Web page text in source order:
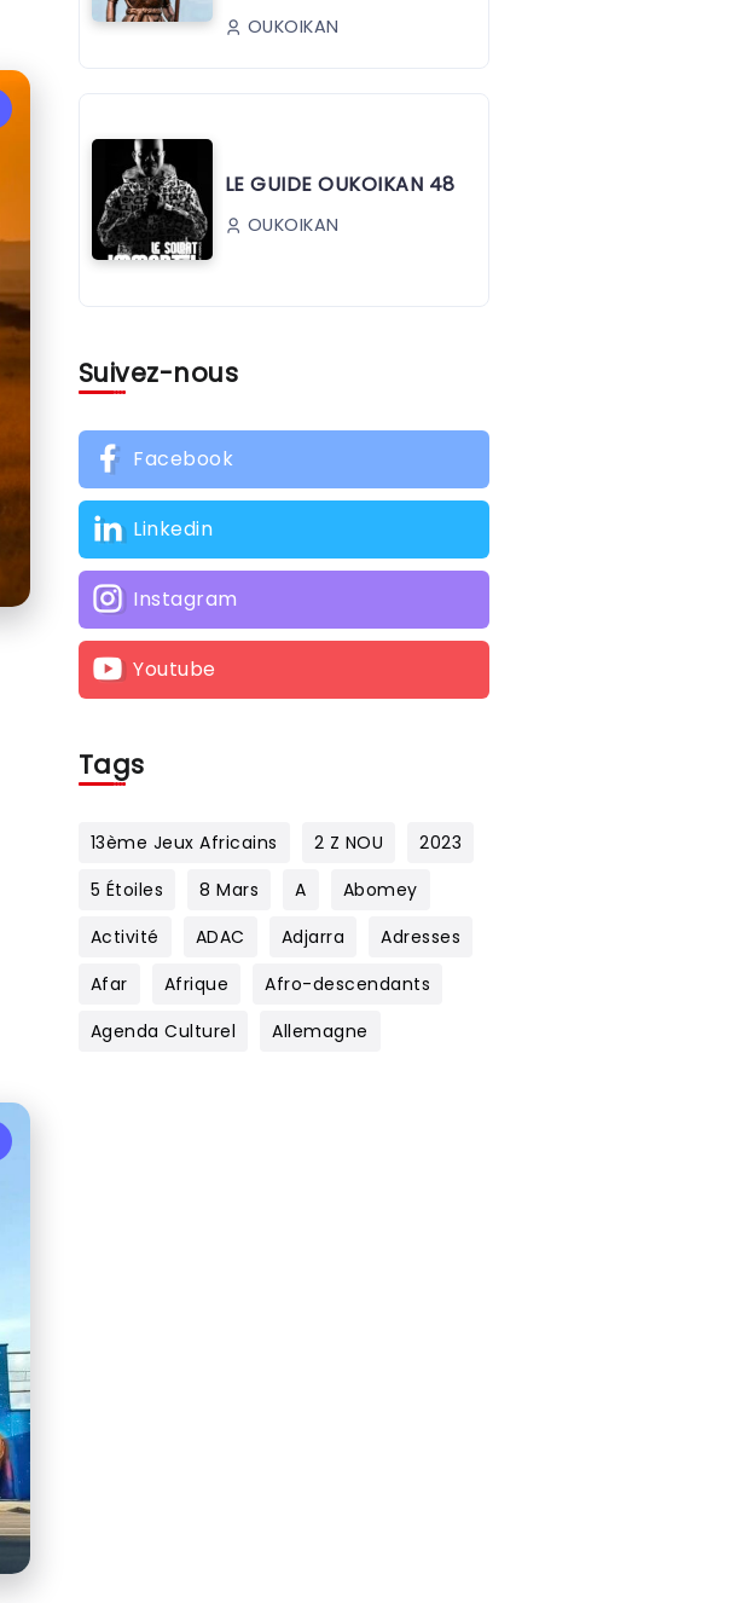
OUKOIKAN
LE GUIDE OUKOIKAN 48
OUKOIKAN
Suivez-nous
Facebook
Linkedin
Instagram
Youtube
Tags
13ème Jeux Africains 2 Z NOU
2023
5 Étoiles
8 Mars A
Abomey
Activité
ADAC Adjarra
Adresses
Afar
Afrique
Afro-descendants
Agenda Culturel
Allemagne